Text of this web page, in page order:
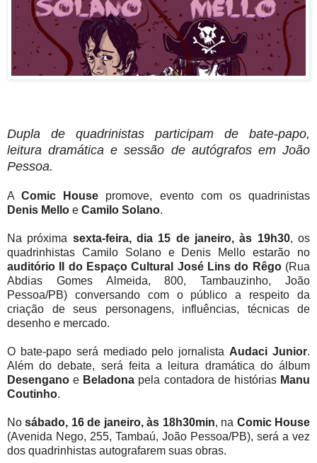
Dupla de quadrinistas participam de bate-papo,
leitura dramática e sessão de autógrafos em João
Pessoa.
AComic House promove, evento com os quadrinistas
Denis Mello e Camilo Solano.
Na próxima sexta-feira, dia 15 de janeiro, às 19h30, os
quadrinhistas Camilo Solano e Denis Mello estarão no
auditório II do Espaço Cultural José Lins do Rêgo(Rua
Abdias Gomes Almeida, 800, Tambauzinho, João
Pessoa/PB) conversando com o público a respeito da
criação de seus personagens, influências, técnicas de
desenho e mercado.
O bate-papo será mediado pelo jornalista Audaci Junior.
Além do debate, será feita a leitura dramática do álbum
Desengano e Beladona pela contadora de histórias Manu
Coutinho.
Nosábado, 16 de janeiro, às 18h30min, na Comic House
(Avenida Nego, 255, Tambaú, João Pessoa/PB), será a vez
dos quadrinhistas autografarem suas obras.